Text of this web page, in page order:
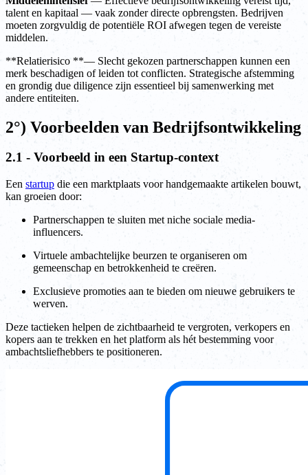
talent en kapitaal — vaak zonder directe opbrengsten. Bedrijven
moeten zorgvuldig de potentiële ROI afwegen tegen de vereiste
middelen.
**Relatierisico **— Slecht gekozen partnerschappen kunnen een
merk beschadigen of leiden tot conflicten. Strategische afstemming
en grondig due diligence zijn essentieel bij samenwerking met
andere entiteiten.
2°) Voorbeelden van Bedrijfsontwikkeling
2.1 - Voorbeeld in een Startup-context
Een startup die een marktplaats voor handgemaakte artikelen bouwt,
kan groeien door:
Partnerschappen te sluiten met niche sociale media-
influencers.
Virtuele ambachtelijke beurzen te organiseren om
gemeenschap en betrokkenheid te creëren.
Exclusieve promoties aan te bieden om nieuwe gebruikers te
werven.
Deze tactieken helpen de zichtbaarheid te vergroten, verkopers en
kopers aan te trekken en het platform als hét bestemming voor
ambachtsliefhebbers te positioneren.